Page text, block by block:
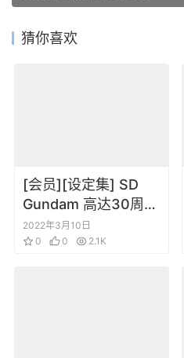
猜你喜欢
[会员][设定集] SD
Gundam 高达30周年
大全集永久保存版
2022年3月10日
0
0 2.1K